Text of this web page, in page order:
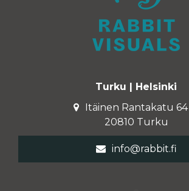
Turku | Helsinki
Itäinen Rantakatu 64
20810 Turku
info@rabbit.fi